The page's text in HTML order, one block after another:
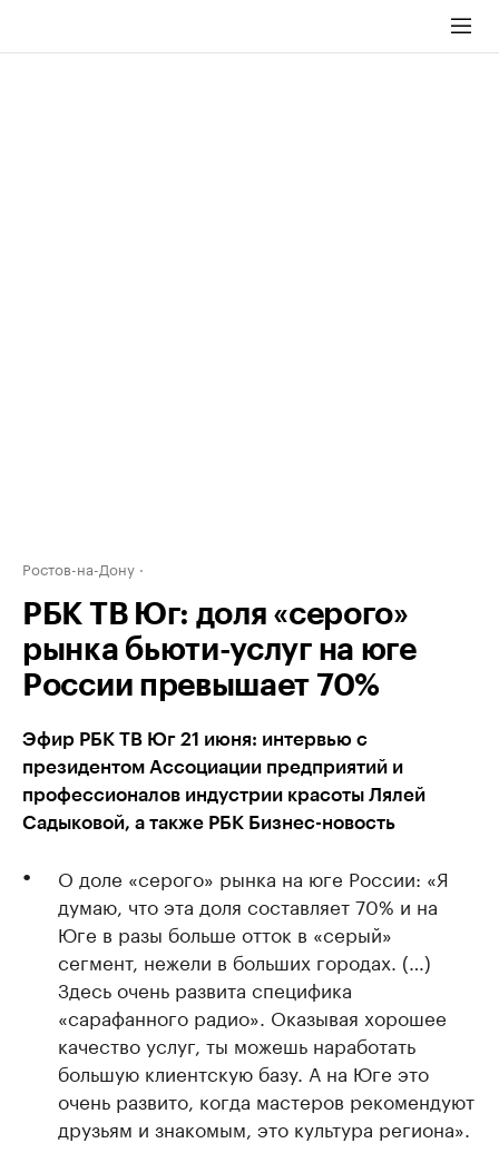
Ростов-на-Дону
РБК ТВ Юг: доля «серого»
рынка бьюти-услуг на юге
России превышает 70%
Эфир РБК ТВ Юг 21 июня: интервью с
президентом Ассоциации предприятий и
профессионалов индустрии красоты Лялей
Садыковой, а также РБК Бизнес-новость
О доле «серого» рынка на юге России: «Я
думаю, что эта доля составляет 70% и на
Юге в разы больше отток в «серый»
сегмент, нежели в больших городах. (…)
Здесь очень развита специфика
«сарафанного радио». Оказывая хорошее
качество услуг, ты можешь наработать
большую клиентскую базу. А на Юге это
очень развито, когда мастеров рекомендуют
друзьям и знакомым, это культура региона».